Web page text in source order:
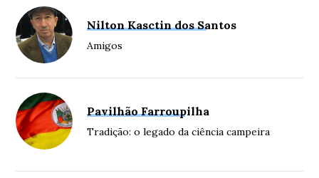
Nilton Kasctin dos Santos
Amigos
Pavilhão Farroupilha
Tradição: o legado da ciência campeira